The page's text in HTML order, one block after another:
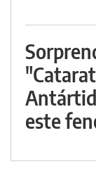
este